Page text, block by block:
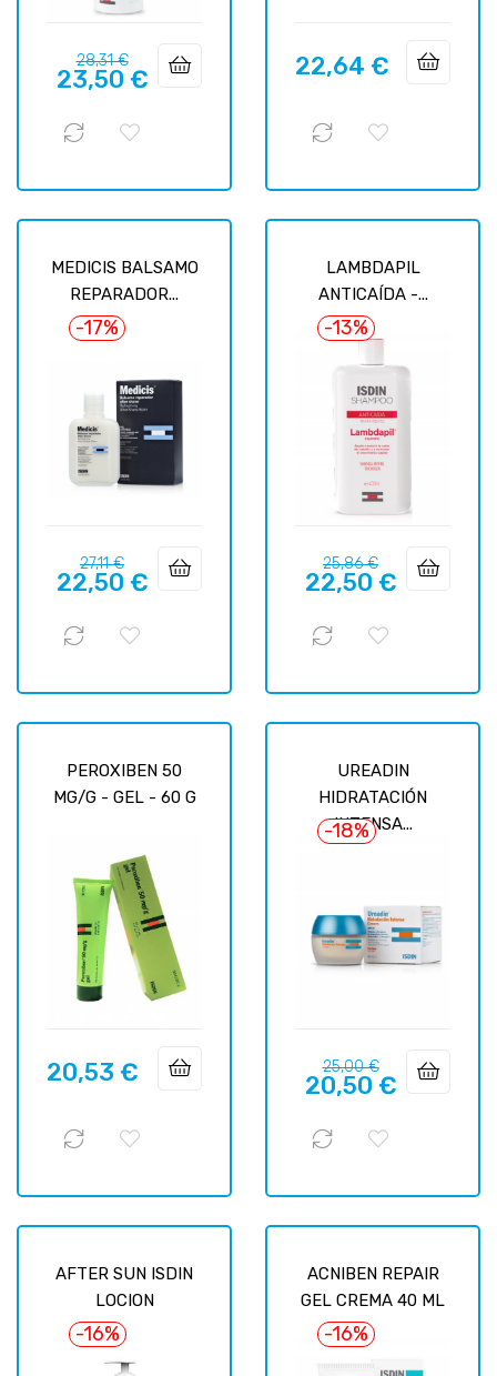
Prix
habituel
28,31 €Prix
23,50 € Prix
22,64 €
MEDICIS BALSAMO
REPARADOR...
-17%
Prix
habituel
27,11 €Prix
22,50 €
LAMBDAPIL
ANTICAÍDA -...
-13%
Prix
habituel
25,86 €Prix
22,50 €
PEROXIBEN 50
MG/G - GEL - 60 G
Prix
20,53 €
UREADIN
HIDRATACIÓN
INTENSA...
-18%
Prix
habituel
25,00 €Prix
20,50 €
AFTER SUN ISDIN
LOCION
-16%
ACNIBEN REPAIR
GEL CREMA 40 ML
-16%